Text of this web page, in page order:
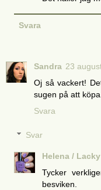
Svara
Sandra 23
Oj så vackert!
sugen på att köpa.
Svara
Svar
Helena /
Tycker
besviken.